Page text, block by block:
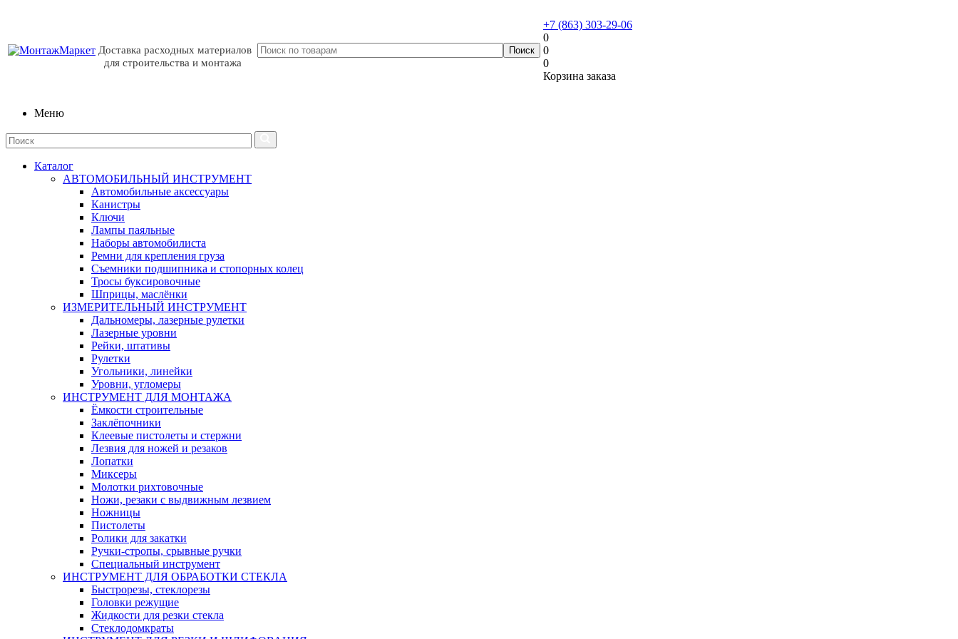
Доставка расходных материалов
для строительства и монтажа
+7 (863) 303-29-06
0
0
0
Корзина заказа
Меню
Каталог
АВТОМОБИЛЬНЫЙ ИНСТРУМЕНТ
Автомобильные аксессуары
Канистры
Ключи
Лампы паяльные
Наборы автомобилиста
Ремни для крепления груза
Съемники подшипника и стопорных колец
Тросы буксировочные
Шприцы, маслёнки
ИЗМЕРИТЕЛЬНЫЙ ИНСТРУМЕНТ
Дальномеры, лазерные рулетки
Лазерные уровни
Рейки, штативы
Рулетки
Угольники, линейки
Уровни, угломеры
ИНСТРУМЕНТ ДЛЯ МОНТАЖА
Ёмкости строительные
Заклёпочники
Клеевые пистолеты и стержни
Лезвия для ножей и резаков
Лопатки
Миксеры
Молотки рихтовочные
Ножи, резаки с выдвижным лезвием
Ножницы
Пистолеты
Ролики для закатки
Ручки-стропы, срывные ручки
Специальный инструмент
ИНСТРУМЕНТ ДЛЯ ОБРАБОТКИ СТЕКЛА
Быстрорезы, стеклорезы
Головки режущие
Жидкости для резки стекла
Стеклодомкраты